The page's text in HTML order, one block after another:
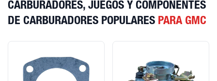
CARBURADORES, JUEGOS Y COMPONENTES
DE CARBURADORES POPULARES PARA GMC